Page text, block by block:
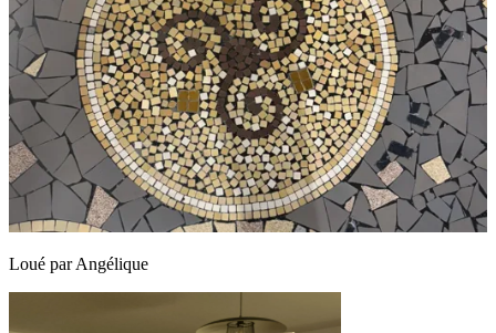
Loué parAngélique